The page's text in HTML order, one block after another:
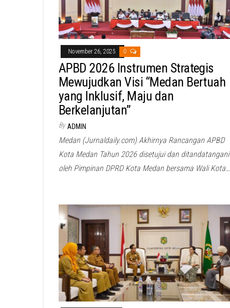
November 26, 2025 0
APBD 2026 Instrumen Strategis
Mewujudkan Visi “Medan Bertuah
yang Inklusif, Maju dan
Berkelanjutan”
By ADMIN
Medan (Jurnaldaily.com) Akhirnya Rancangan APBD
Kota Medan Tahun 2026 disetujui dan ditandatangani
oleh Pimpinan DPRD Kota Medan bersama Wali Kota…